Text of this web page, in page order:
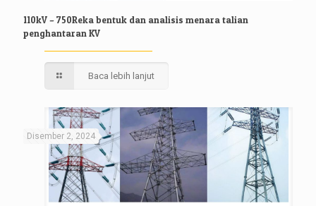
110kV – 750Reka bentuk dan analisis menara talian
penghantaran KV
Baca lebih lanjut
Disember 2, 2024